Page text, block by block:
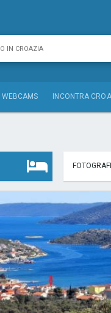
WEBCAMS INCONTRA